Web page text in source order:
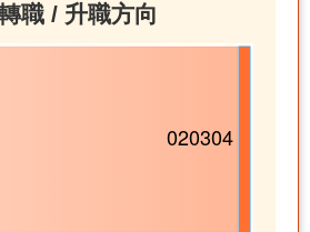
職 / 升職方向